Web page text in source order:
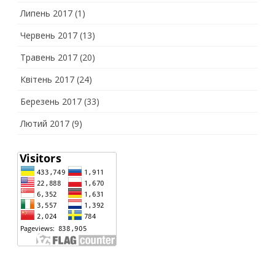
Липень 2017 (1)
Червень 2017 (13)
Травень 2017 (20)
Квітень 2017 (24)
Березень 2017 (33)
Лютий 2017 (9)